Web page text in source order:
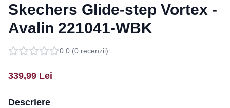
Skechers Glide-step Vortex -
Avalin 221041-WBK
0.0 (0 recenzii)
339,99 Lei
Descriere